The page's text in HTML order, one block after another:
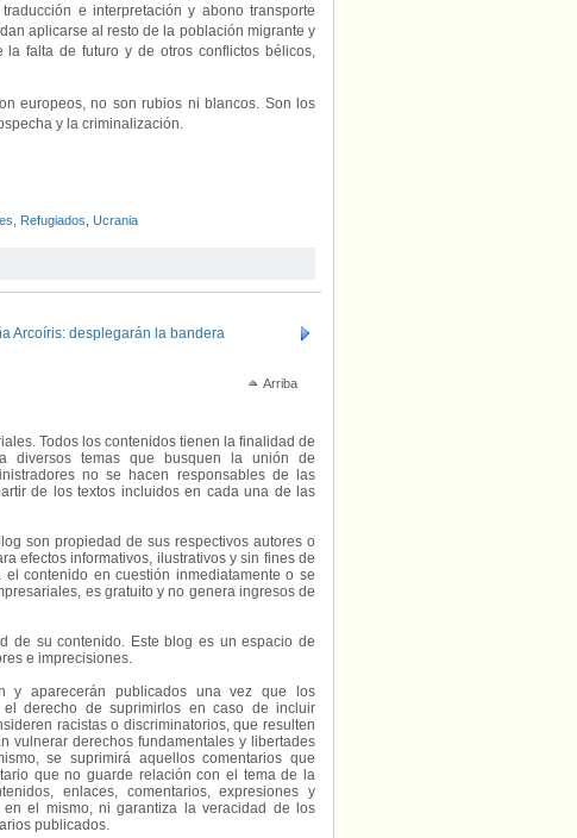
e interpretación y abono transporte
aplicarse al resto de la población migrante y
falta de futuro y de otros conflictos bélicos,
europeos, no son rubios ni blancos. Son los
y la criminalización.
Refugiados Ucrania
Arcoíris: desplegarán la bandera
Arriba
Todos los contenidos tienen la finalidad de
diversos temas que busquen la unión de
no se hacen responsables de las
de los textos incluidos en cada una de las
son propiedad de sus respectivos autores o
efectos informativos, ilustrativos y sin fines de
contenido en cuestión inmediatamente o se
es gratuito y no genera ingresos de
de su contenido. Este blog es un espacio de
e imprecisiones.
y aparecerán publicados una vez que los
derecho de suprimirlos en caso de incluir
racistas o discriminatorios, que resulten
vulnerar derechos fundamentales y libertades
se suprimirá aquellos comentarios que
que no guarde relación con el tema de la
enlaces, comentarios, expresiones y
el mismo, ni garantiza la veracidad de los
publicados.